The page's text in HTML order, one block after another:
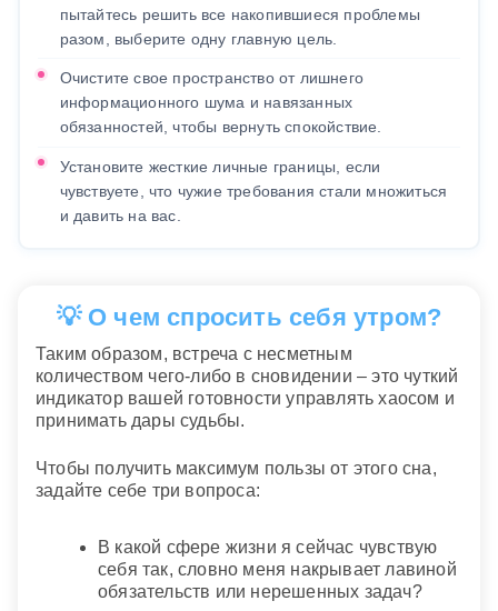
пытайтесь решить все накопившиеся проблемы
разом, выберите одну главную цель.
Очистите свое пространство от лишнего
информационного шума и навязанных
обязанностей, чтобы вернуть спокойствие.
Установите жесткие личные границы, если
чувствуете, что чужие требования стали множиться
и давить на вас.
💡 О чем спросить себя утром?
Таким образом, встреча с несметным
количеством чего-либо в сновидении – это чуткий
индикатор вашей готовности управлять хаосом и
принимать дары судьбы.
Чтобы получить максимум пользы от этого сна,
задайте себе три вопроса:
В какой сфере жизни я сейчас чувствую
себя так, словно меня накрывает лавиной
обязательств или нерешенных задач?